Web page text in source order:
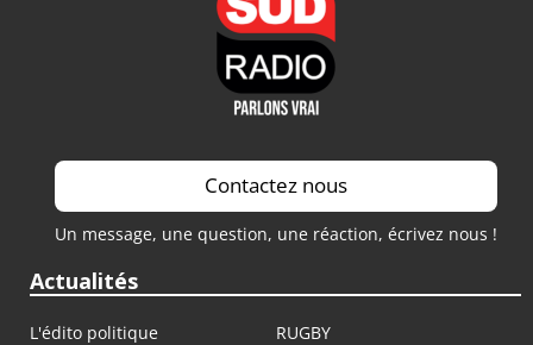
Contactez nous
Un message, une question, une réaction, écrivez nous !
Actualités
L'édito politique
RUGBY